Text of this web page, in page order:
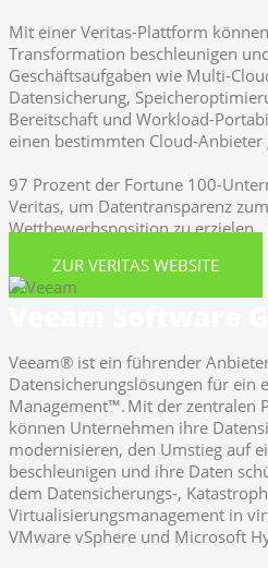
Mit einer Veritas-Plattform
Transformation beschleunigen
Geschäftsaufgaben wie Multi-
Datensicherung,
Bereitschaft und Workload-
einen bestimmten Cloud-Anbieter
97 Prozent der Fortune 100-
Veritas, um Datentransparenz
Wettbewerbsposition zu erzielen.
ZUR VERITAS WEBSITE
Veeam® ist ein führender
Datensicherungslösungen für ein
Management™. Mit der zentralen
können Unternehmen ihre
modernisieren, den Umstieg auf
beschleunigen und ihre Daten
dem Datensicherungs-,
Virtualisierungsmanagement in
VMware vSphere und Microsoft